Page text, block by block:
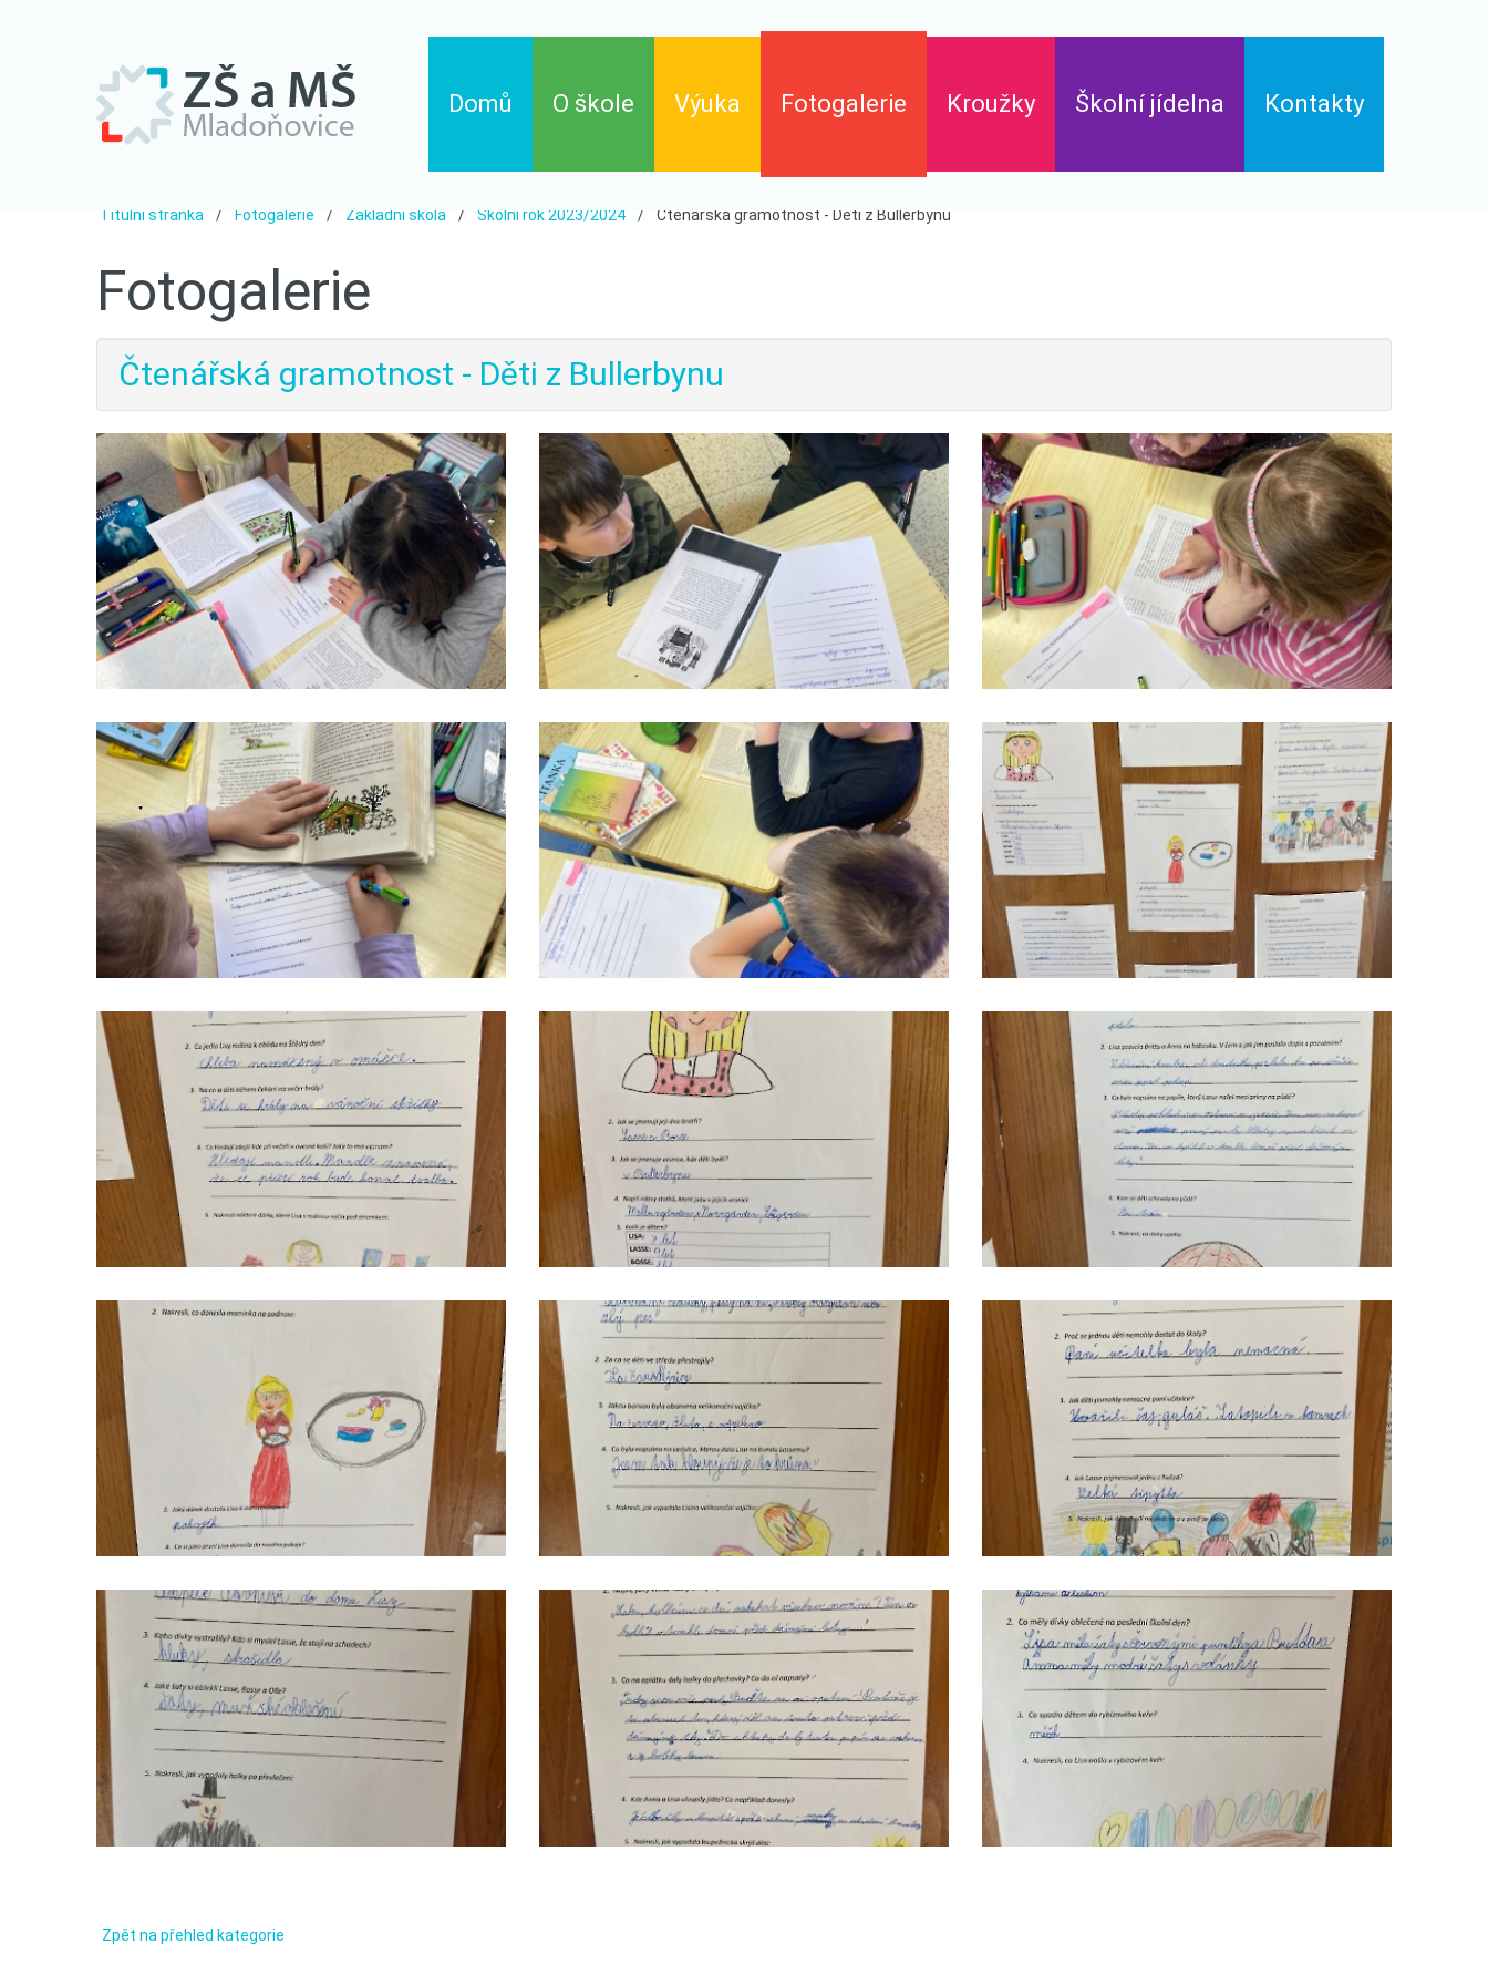
Domů O škole
Základní škola
Výuka
Výukové materiály
Fotogalerie Kroužky Školní jídelna Kontakty
Titulní stránka Fotogalerie Základní škola Školní rok 2023/2024 Čtenářská gramotnost - Děti z Bullerbynu
Fotogalerie
Čtenářská gramotnost - Děti z Bullerbynu
čteme s
porozuměním_1
čteme s
porozuměním_2
čteme s
porozuměním_3
čteme s
porozuměním_4
čteme s
porozuměním_5
čteme s
porozuměním_1
čteme s
porozuměním_2
čteme
porozuměním_3
čteme s
porozuměním_4
čteme
porozuměním_5
čteme s
porozuměním_6
čteme s
porozuměním_7
čteme s
porozuměním_8
čteme s
porozuměním_9
čteme s
porozuměním_10
Zpět na přehled kategorie